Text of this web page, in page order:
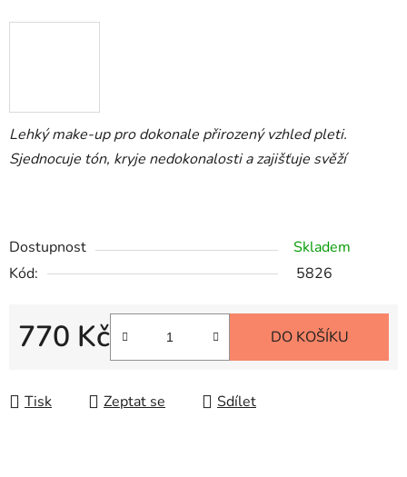
Lehký make-up pro dokonale přirozený vzhled pleti.
Sjednocuje tón, kryje nedokonalosti a zajišťuje svěží
Dostupnost
Skladem
Kód:
5826
770 Kč DO KOŠÍKU
Tisk Zeptat se Sdílet